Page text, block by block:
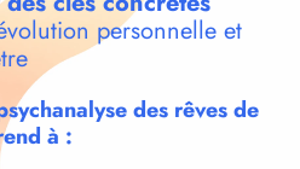
personnelle et
des rêves de
à :